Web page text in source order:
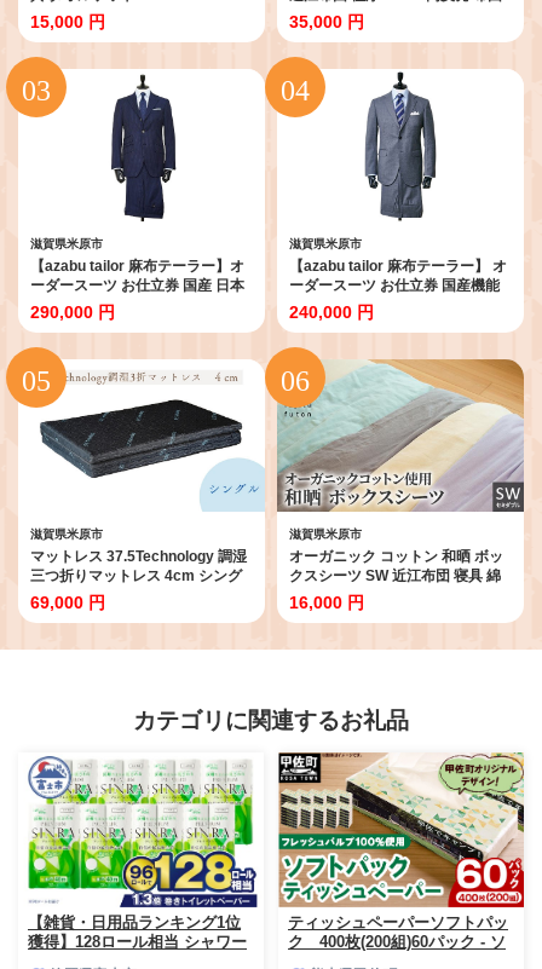
15,000 円
寝具 厚い 抗菌 防臭 防ダニ 日用品
快適 睡眠 快眠 滋賀県 米原市 プレ
ミアムラベル 440dp 綿100％ 羽
毛布団 マットレス
35,000 円
滋賀県米原市
【azabu tailor 麻布テーラー】オ
ーダースーツ お仕立券 国産 日本
製 高級 生地 スーツ オーダー チケ
ット ファッション 服 男性 メンズ
ビジネス フォーマル 入学式 卒業
式 結婚式
290,000 円
滋賀県米原市
【azabu tailor 麻布テーラー】 オ
ーダースーツ お仕立券 国産機能
性生地使用 スーツ オーダー チケ
ット 券 ファッション 服 ビジネス
紳士服 セットアップ 卒業式 成人
式 国産 日本製 高級
240,000 円
滋賀県米原市
マットレス 37.5Technology 調湿
三つ折りマットレス 4cm シング
ル 東洋紡 ブレスエアー(R) 布団
寝具
69,000 円
滋賀県米原市
オーガニック コットン 和晒 ボッ
クスシーツ SW 近江布団 寝具 綿
100％ ダブルガーゼ
16,000 円
カテゴリに関連するお礼品
【雑貨・日用品ランキング1位
獲得】128ロール相当 シャワー
ティッシュペーパーソフトパッ
ク 400枚(200組)60パック - ソ